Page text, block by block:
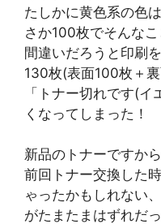
たしかに黄色系の色
さか100枚でそんな
間違いだろうと印刷
130枚(表面100枚＋
「トナー切れです(
くなってしまった！
新品のトナーですか
前回トナー交換した
ゃったかもしれない
がたまたまはずれだ